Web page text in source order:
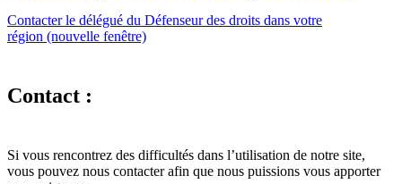
Contacter le délégué du Défenseur des droits dans votre
région (nouvelle fenêtre)
Contact :
Si vous rencontrez des difficultés dans l’utilisation de notre site,
vous pouvez nous contacter afin que nous puissions vous apporter